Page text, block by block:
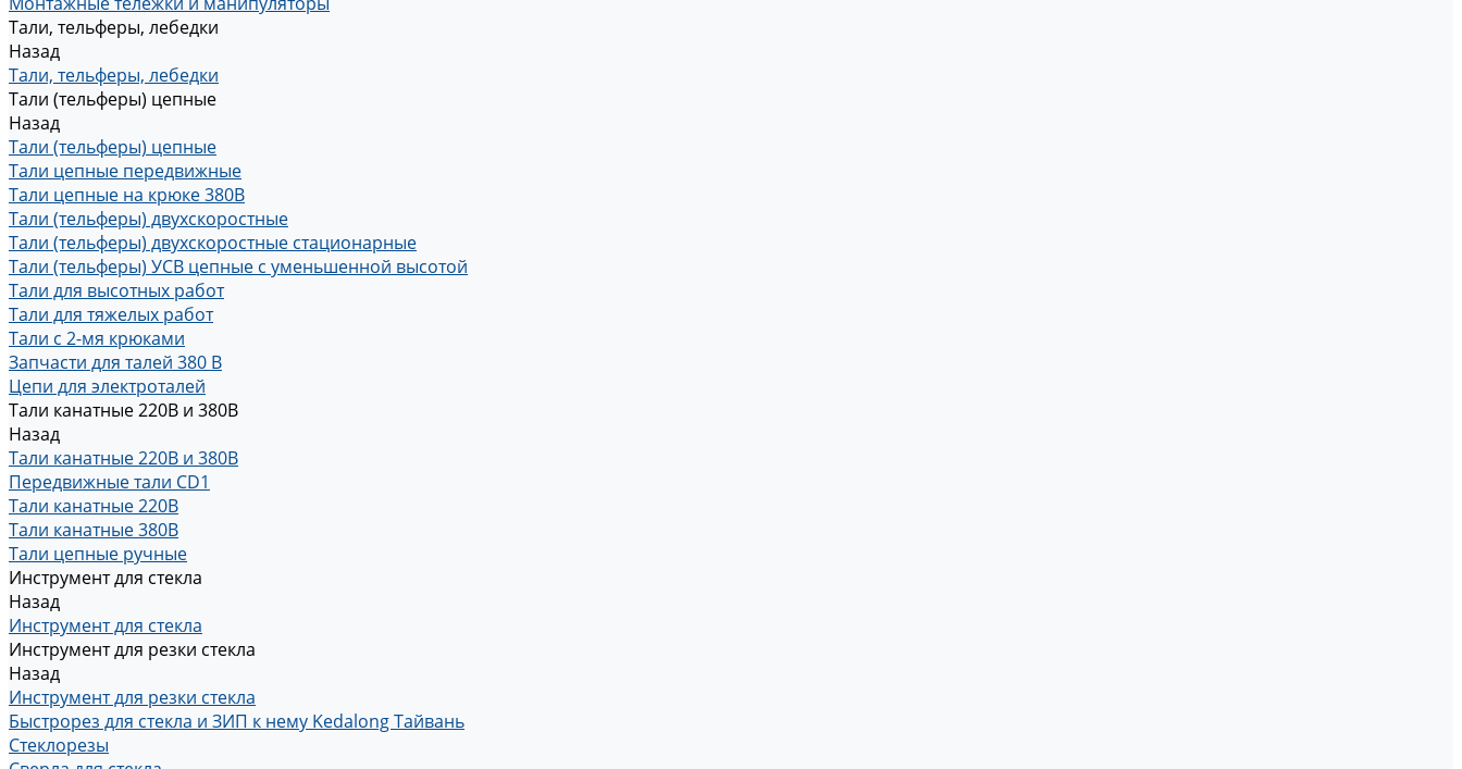
Тали, тельферы, лебедки
Назад
Тали, тельферы, лебедки
Тали (тельферы) цепные
Назад
Тали (тельферы) цепные
Тали цепные передвижные
Тали цепные на крюке 380В
Тали (тельферы) двухскоростные
Тали (тельферы) двухскоростные стационарные
Тали (тельферы) УСВ цепные с уменьшенной высотой
Тали для высотных работ
Тали для тяжелых работ
Тали с 2-мя крюками
Запчасти для талей 380 В
Цепи для электроталей
Тали канатные 220В и 380В
Назад
Тали канатные 220В и 380В
Передвижные тали CD1
Тали канатные 220В
Тали канатные 380В
Тали цепные ручные
Инструмент для стекла
Назад
Инструмент для стекла
Инструмент для резки стекла
Назад
Инструмент для резки стекла
Быстрорез для стекла и ЗИП к нему Kedalong Тайвань
Стеклорезы